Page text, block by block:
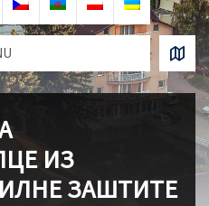
ИЗ
ЗАШТИТЕ